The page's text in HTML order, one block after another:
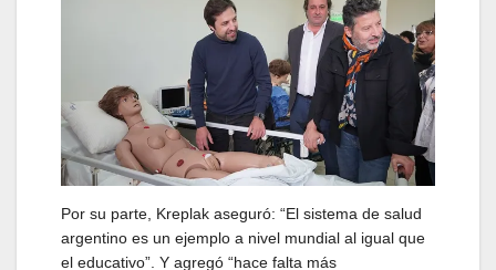
Por su parte, Kreplak aseguró: “El sistema de salud
argentino es un ejemplo a nivel mundial al igual que
el educativo”. Y agregó “hace falta más